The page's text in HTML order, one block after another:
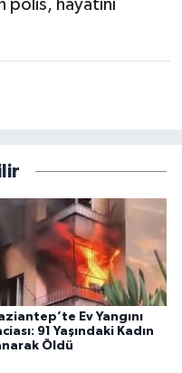
Ev Yangını
91 Yaşındaki Kadın
Öldü